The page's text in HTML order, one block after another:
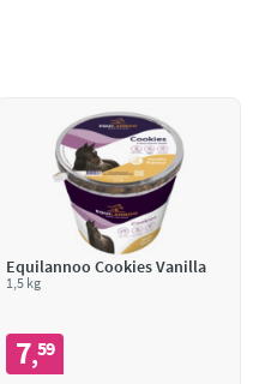
Equilannoo Cookies Vanilla
1,5 kg
7,59